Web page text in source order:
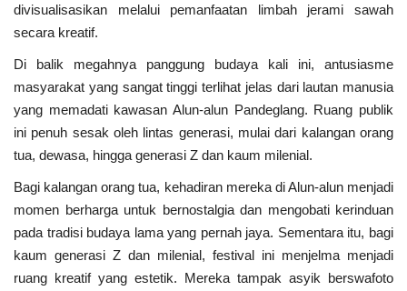
Kesehatan
Pemerintahan
Bisnis
Kriminal
Agama
divisualisasikan melalui pemanfaatan limbah jerami sawah
secara kreatif.
Di balik megahnya panggung budaya kali ini, antusiasme
masyarakat yang sangat tinggi terlihat jelas dari lautan manusia
yang memadati kawasan Alun-alun Pandeglang. Ruang publik
ini penuh sesak oleh lintas generasi, mulai dari kalangan orang
tua, dewasa, hingga generasi Z dan kaum milenial.
Bagi kalangan orang tua, kehadiran mereka di Alun-alun menjadi
momen berharga untuk bernostalgia dan mengobati kerinduan
pada tradisi budaya lama yang pernah jaya. Sementara itu, bagi
kaum generasi Z dan milenial, festival ini menjelma menjadi
ruang kreatif yang estetik. Mereka tampak asyik berswafoto